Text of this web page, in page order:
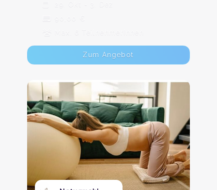
29. Okt - 3. Dez
90,00 €
Max. 6 TeilnehmerInnen
Zum Angebot